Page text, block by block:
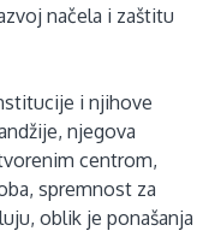
načela i zaštitu
i njihove
njegova
centrom,
spremnost za
oblik je ponašanja